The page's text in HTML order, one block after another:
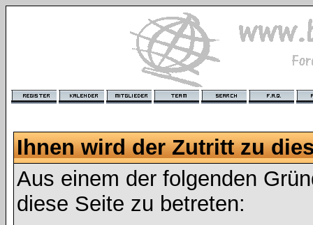
Ihnen wird der Zutritt zu
Aus einem der folgenden
diese Seite zu betreten: